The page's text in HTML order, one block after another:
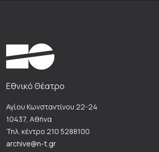
Εθνικό Θέατρο
Αγίου Κωνσταντίνου 22-24
10437, Αθήνα
Τηλ. κέντρο 210 5288100
archive@n-t.gr